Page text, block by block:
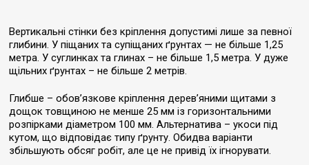
Вертикальні стінки без кріплення допустимі лише за певної
глибини. У піщаних та супіщаних ґрунтах — не більше 1,25
метра. У суглинках та глинах – не більше 1,5 метра. У дуже
щільних ґрунтах – не більше 2 метрів.
Глибше – обов’язкове кріплення дерев’яними щитами з
дощок товщиною не менше 25 мм із горизонтальними
розпірками діаметром 100 мм. Альтернатива – укоси під
кутом, що відповідає типу ґрунту. Обидва варіанти
збільшують обсяг робіт, але це не привід їх ігнорувати.